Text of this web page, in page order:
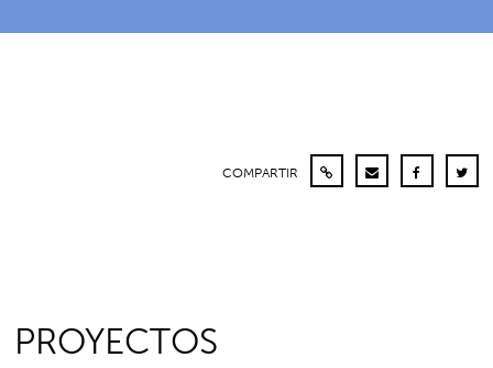
COMPARTIR
PROYECTOS